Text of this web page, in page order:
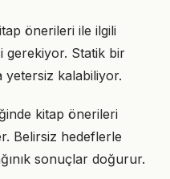
önerileri ile ilgili
gerekiyor. Statik bir
yetersiz kalabiliyor.
kitap önerileri
Belirsiz hedeflerle
sonuçlar doğurur.